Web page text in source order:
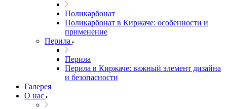
Поликарбонат
Поликарбонат в Киржаче: особенности и
применение
Перила
Перила
Перила в Киржаче: важный элемент дизайна
и безопасности
Галерея
О нас